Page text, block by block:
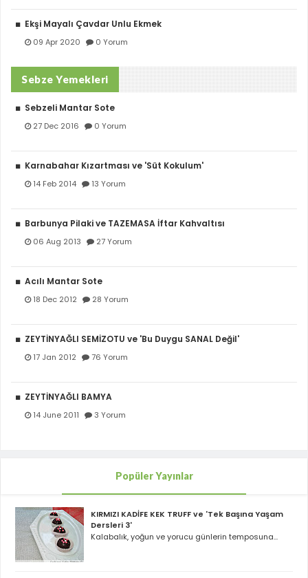
Ekşi Mayalı Çavdar Unlu Ekmek
09 Apr 2020 0 Yorum
Sebze Yemekleri
Sebzeli Mantar Sote
27 Dec 2016 0 Yorum
Karnabahar Kızartması ve 'Süt Kokulum'
14 Feb 2014 13 Yorum
Barbunya Pilaki ve TAZEMASA İftar Kahvaltısı
06 Aug 2013 27 Yorum
Acılı Mantar Sote
18 Dec 2012 28 Yorum
ZEYTİNYAĞLI SEMİZOTU ve 'Bu Duygu SANAL Değil'
17 Jan 2012 76 Yorum
ZEYTİNYAĞLI BAMYA
14 June 2011 3 Yorum
Popüler Yayınlar
KIRMIZI KADİFE KEK TRUFF ve 'Tek Başına Yaşam
Dersleri 3'
Kalabalık, yoğun ve yorucu günlerin temposuna...